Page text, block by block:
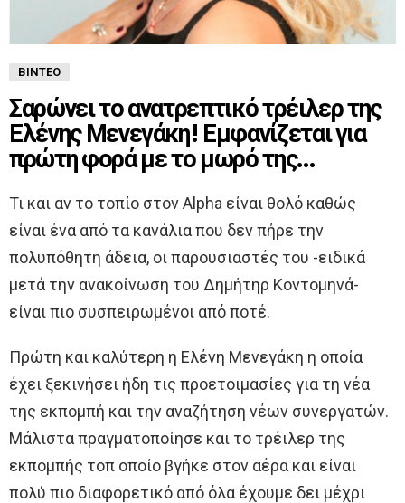
ΒΊΝΤΕΟ
Σαρώνει το ανατρεπτικό τρέιλερ της
Ελένης Μενεγάκη! Εμφανίζεται για
πρώτη φορά με το μωρό της…
Τι και αν το τοπίο στον Alpha είναι θολό καθώς
είναι ένα από τα κανάλια που δεν πήρε την
πολυπόθητη άδεια, οι παρουσιαστές του -ειδικά
μετά την ανακοίνωση του Δημήτηρ Κοντομηνά-
είναι πιο συσπειρωμένοι από ποτέ.
Πρώτη και καλύτερη η Ελένη Μενεγάκη η οποία
έχει ξεκινήσει ήδη τις προετοιμασίες για τη νέα
της εκπομπή και την αναζήτηση νέων συνεργατών.
Μάλιστα πραγματοποίησε και το τρέιλερ της
εκπομπής τοπ οποίο βγήκε στον αέρα και είναι
πολύ πιο διαφορετικό από όλα έχουμε δει μέχρι